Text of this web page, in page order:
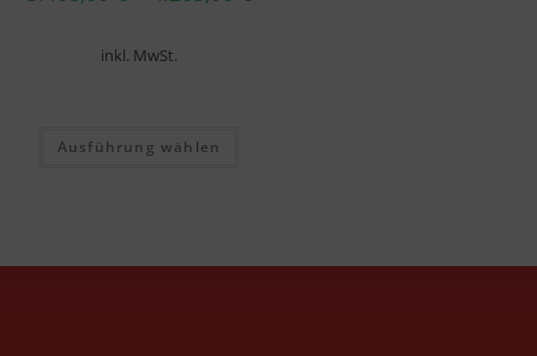
inkl. MwSt.
Ausführung wählen